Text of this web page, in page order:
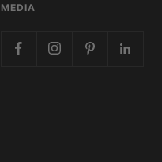
MEDIA